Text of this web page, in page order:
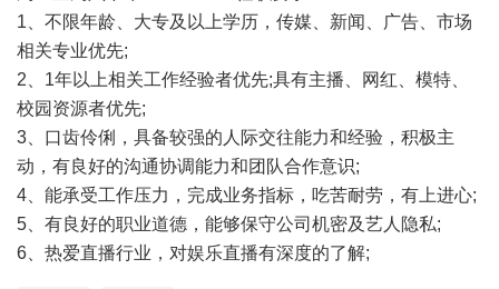
1、不限年龄、大专及以上学历，传媒、新闻、广告、市场
相关专业优先;
2、1年以上相关工作经验者优先;具有主播、网红、模特、
校园资源者优先;
3、口齿伶俐，具备较强的人际交往能力和经验，积极主
动，有良好的沟通协调能力和团队合作意识;
4、能承受工作压力，完成业务指标，吃苦耐劳，有上进心;
5、有良好的职业道德，能够保守公司机密及艺人隐私;
6、热爱直播行业，对娱乐直播有深度的了解;